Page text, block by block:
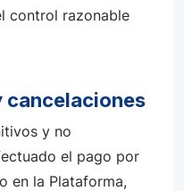
control razonable
cancelaciones
y no
el pago por
en la Plataforma,